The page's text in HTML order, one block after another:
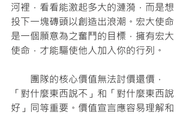
河裡，看看能激起多大的漣漪，而是想
投下一塊磚頭以創造出浪潮。宏大使命
是一個願意為之奮鬥的目標，擁有宏大
使命，才能驅使他人加入你的行列。
團隊的核心價值無法討價還價，
「對什麼東西說不」和「對什麼東西說
好」同等重要。價值宣言應容易理解和